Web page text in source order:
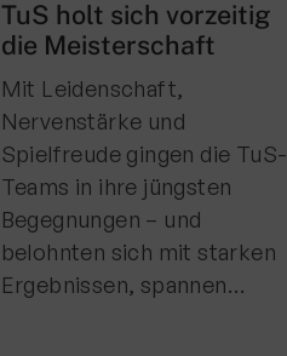
TuS holt sich vorzeitig
die Meisterschaft
Mit Leidenschaft,
Nervenstärke und
Spielfreude gingen die TuS-
Teams in ihre jüngsten
Begegnungen – und
belohnten sich mit starken
Ergebnissen, spannen…